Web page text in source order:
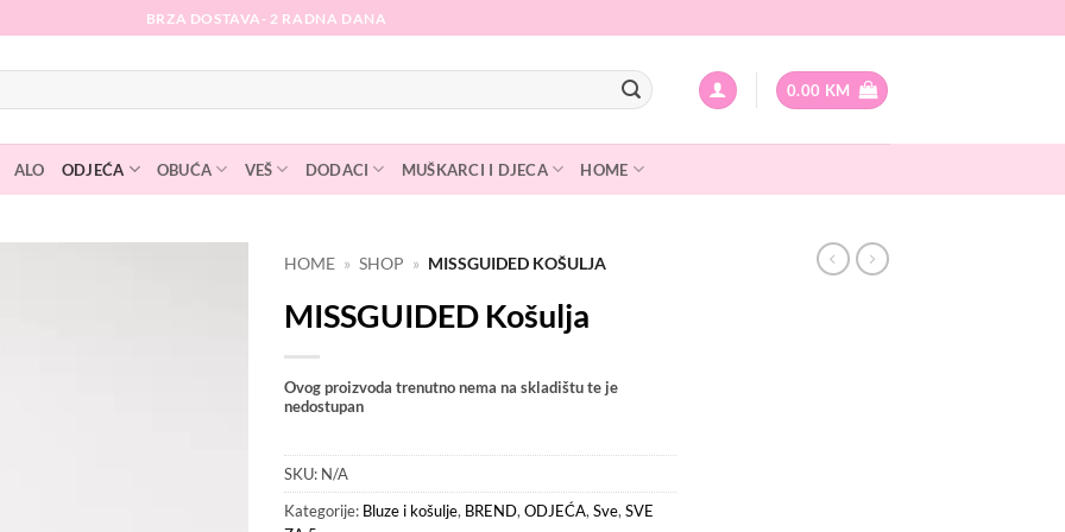
BRZA DOSTAVA- 2 RADNA DANA
0.00 KM
ALO ODJEĆA OBUĆA VEŠ DODACI MUŠKARCI I DJECA HOME
HOME » SHOP » MISSGUIDED KOŠULJA
MISSGUIDED Košulja
Ovog proizvoda trenutno nema na skladištu te je
nedostupan
SKU: N/A
Kategorije: Bluze i košulje, BREND,ODJEĆA,Sve,SVE